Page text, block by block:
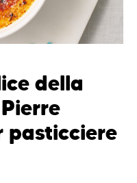
della
pasticciere